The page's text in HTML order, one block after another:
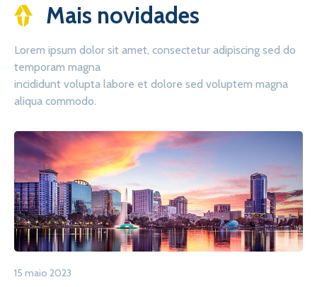
Mais novidades
Lorem ipsum dolor sit amet, consectetur adipiscing sed do
temporam magna
incididunt volupta labore et dolore sed voluptem magna
aliqua commodo.
15 maio 2023